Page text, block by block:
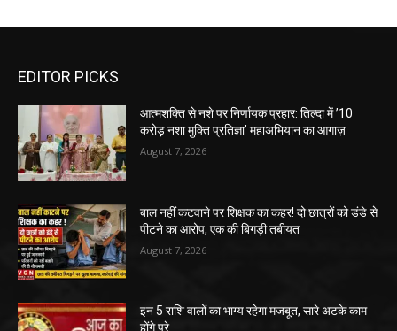
EDITOR PICKS
आत्मशक्ति से नशे पर निर्णायक प्रहार: तिल्दा में ’10
करोड़ नशा मुक्ति प्रतिज्ञा’ महाअभियान का आगाज़
August 7, 2026
बाल नहीं कटवाने पर शिक्षक का कहर! दो छात्रों को डंडे से
पीटने का आरोप, एक की बिगड़ी तबीयत
August 7, 2026
इन 5 राशि वालों का भाग्य रहेगा मजबूत, सारे अटके काम
होंगे पूरे